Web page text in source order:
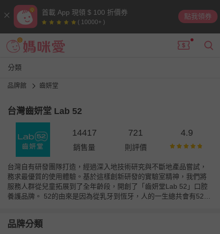
首載 App 現領 $ 100 折價券
( 10000+ )
點我領券
分類
品牌館 齒妍堂
台灣齒妍堂 Lab 52
14417
銷售量
721
則評價
4.9
台灣自有研發團隊打造，經過深入地技術研究與不斷地產品嘗試，
務求最優質的使用體驗。基於這樣創新研發的實驗室精神，我們將
服務人群從兒童拓展到了全年齡段，開創了「齒妍堂Lab 52」口腔
養護品牌。 52的由來是因為從乳牙到恆牙，人的一生總共會有52顆
品牌分類